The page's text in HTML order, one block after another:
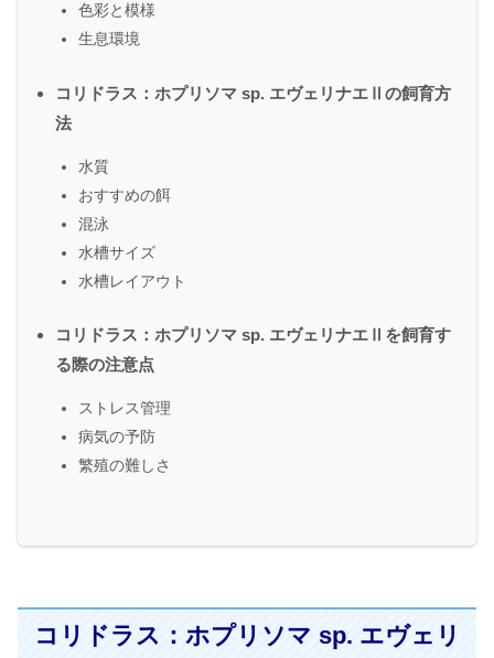
色彩と模様
生息環境
コリドラス：ホプリソマ sp. エヴェリナエⅡの飼育方
法
水質
おすすめの餌
混泳
水槽サイズ
水槽レイアウト
コリドラス：ホプリソマ sp. エヴェリナエⅡを飼育す
る際の注意点
ストレス管理
病気の予防
繁殖の難しさ
コリドラス：ホプリソマ sp. エヴェリ